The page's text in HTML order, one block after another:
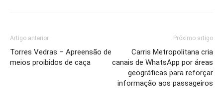
Artigo anterior
Torres Vedras – Apreensão de
meios proibidos de caça
Próximo artigo
Carris Metropolitana cria
canais de WhatsApp por áreas
geográficas para reforçar
informação aos passageiros